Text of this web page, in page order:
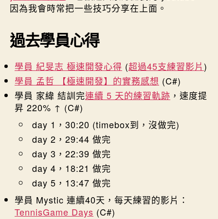
因為我會時常把一些技巧分享在上面。
過去學員心得
學員 紀旻志 極速開發心得 (超過45支練習影片)
學員 孟哲 【極速開發】的實務感想 (C#)
學員 家緯 結訓完連續 5 天的練習軌跡 ，速度提
昇 220% ↑ (C#)
day 1，30:20 (timebox到，沒做完)
day 2，29:44 做完
day 3，22:39 做完
day 4，18:21 做完
day 5，13:47 做完
學員 Mystic 連續40天，每天練習的影片：
TennisGame Days (C#)